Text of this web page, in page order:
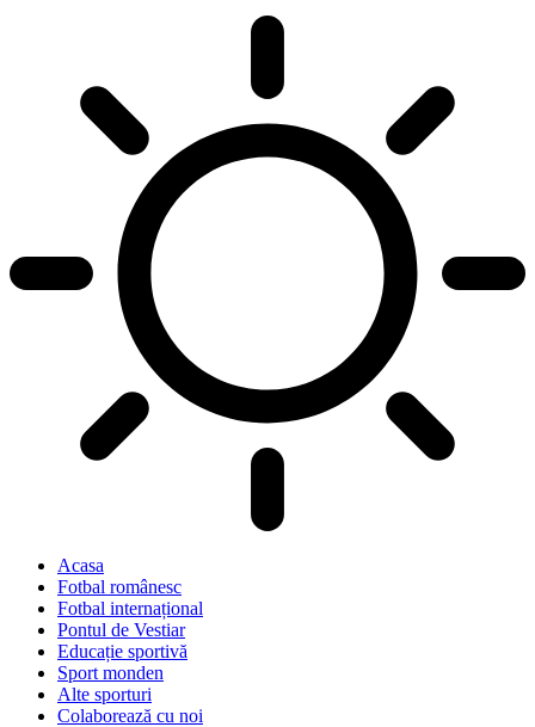
Acasa
Fotbal românesc
Fotbal internațional
Pontul de Vestiar
Educație sportivă
Sport monden
Alte sporturi
Colaborează cu noi